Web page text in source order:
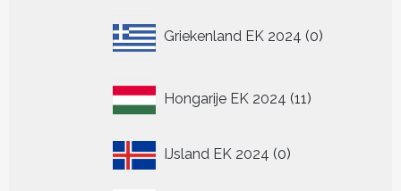
Griekenland EK 2024 0
producten
Hongarije EK 2024 11
producten
IJsland EK 2024 00